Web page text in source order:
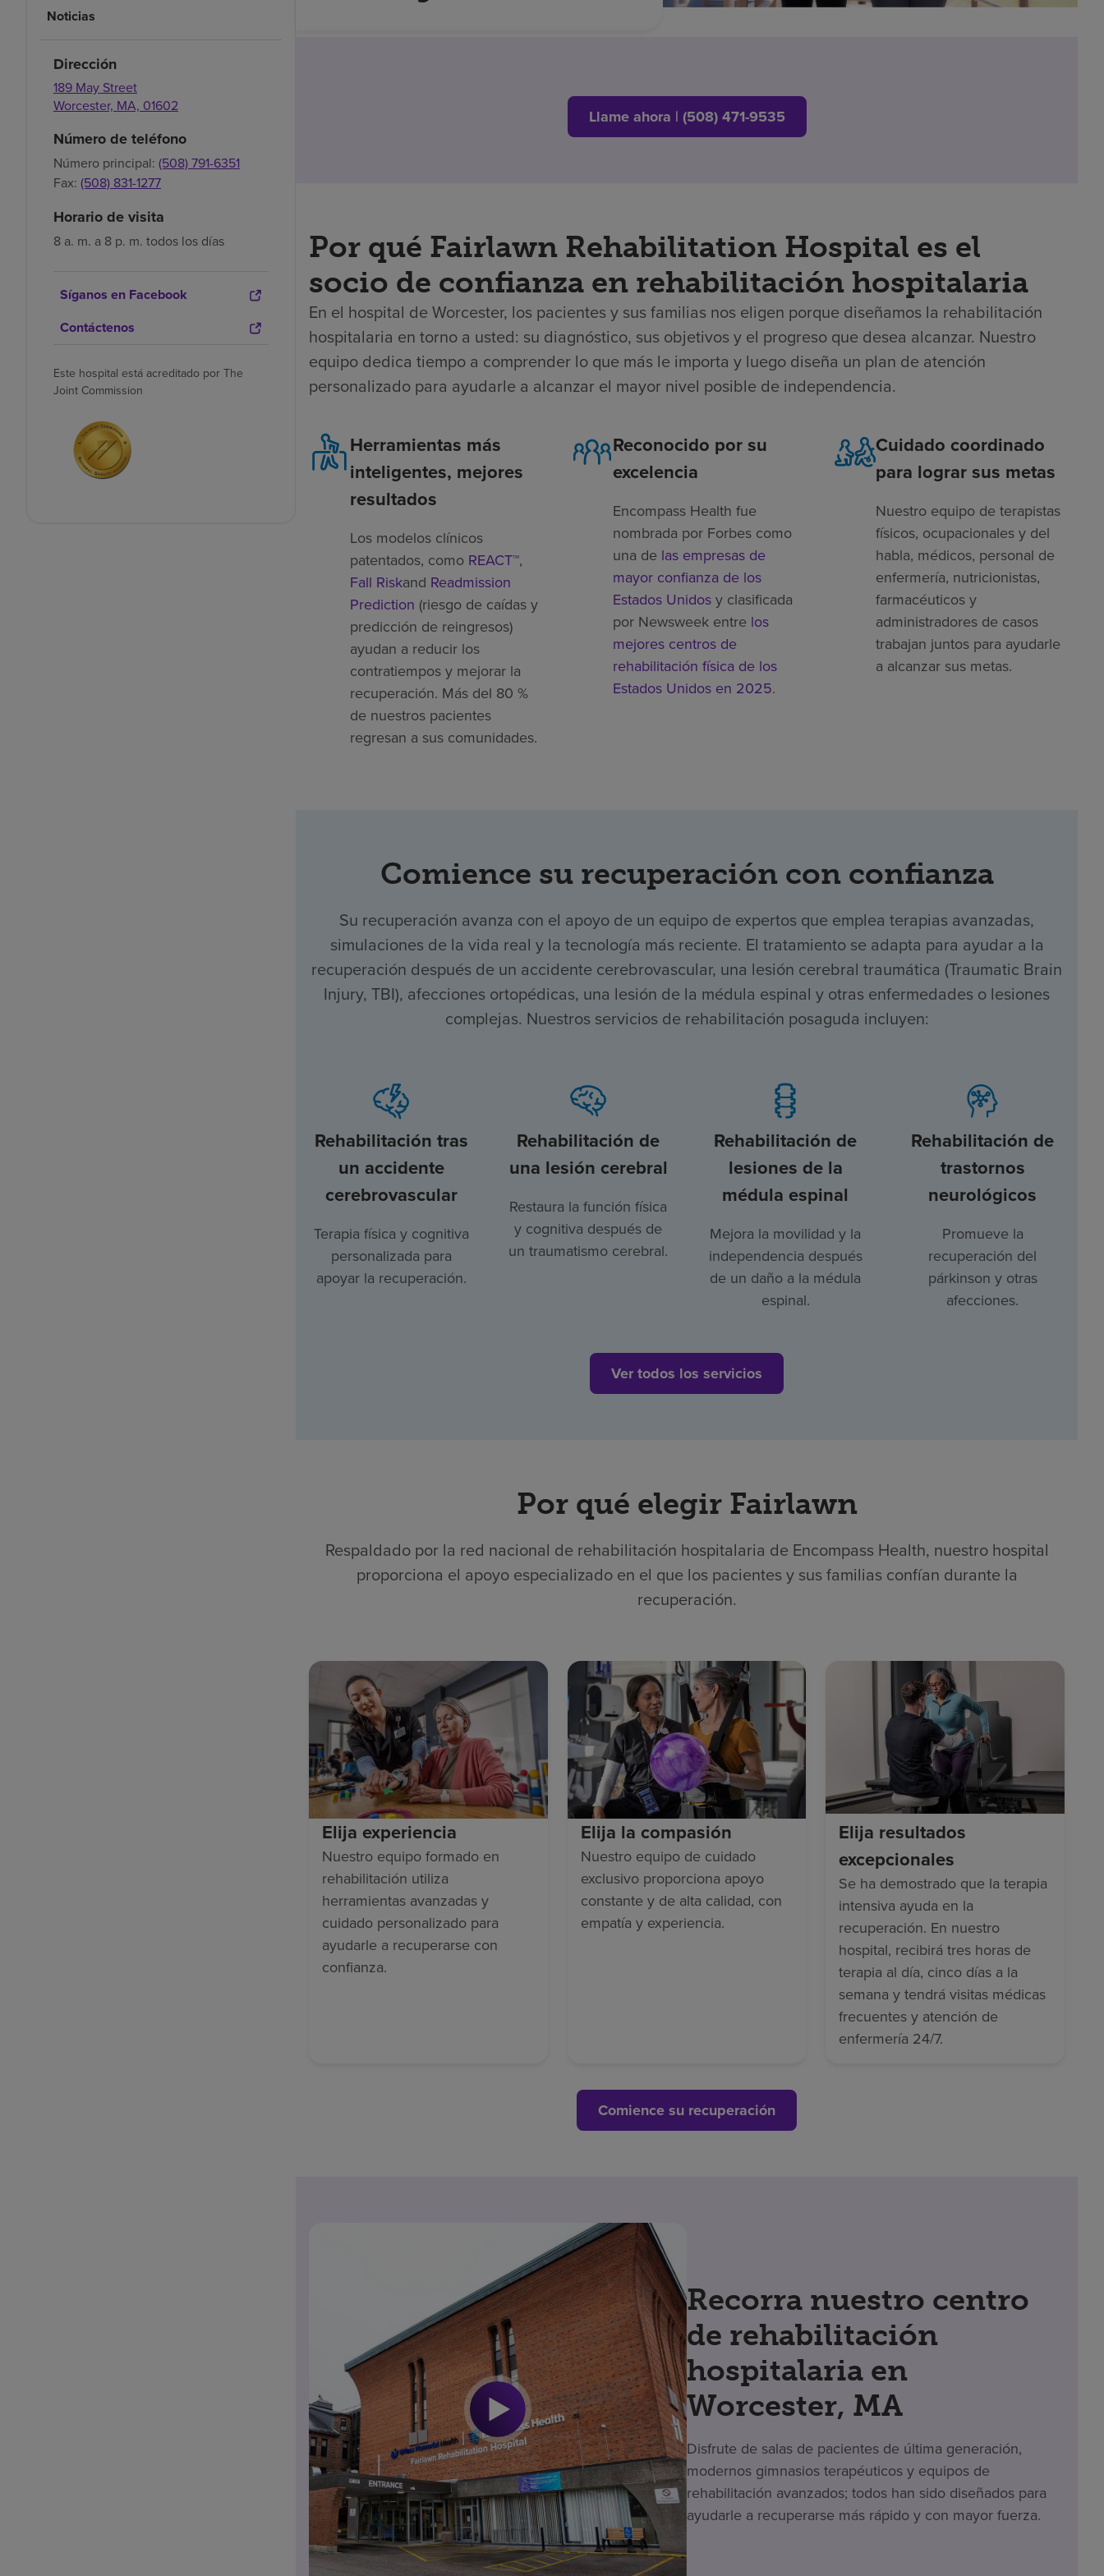
Noticias
Dirección
189 May Street
Worcester, MA, 01602
Número de teléfono
Número principal: (508) 791-6351
Fax: (508) 831-1277
Horario de visita
8 a. m. a 8 p. m. todos los días
Síganos en Facebook
Contáctenos
Este hospital está acreditado por The
Joint Commission
Llame ahora | (508) 471-9535
Por qué Fairlawn Rehabilitation Hospital es el
socio de confianza en rehabilitación hospitalaria
En el hospital de Worcester, los pacientes y sus familias nos eligen porque diseñamos la rehabilitación
hospitalaria en torno a usted: su diagnóstico, sus objetivos y el progreso que desea alcanzar. Nuestro
equipo dedica tiempo a comprender lo que más le importa y luego diseña un plan de atención
personalizado para ayudarle a alcanzar el mayor nivel posible de independencia.
Herramientas más
inteligentes, mejores
resultados
Los modelos clínicos
patentados, como REACT™,
Fall Riskand Readmission
Prediction (riesgo de caídas y
predicción de reingresos)
ayudan a reducir los
contratiempos y mejorar la
recuperación. Más del 80 %
de nuestros pacientes
regresan a sus comunidades.
Reconocido por su
excelencia
Encompass Health fue
nombrada por Forbes como
una de las empresas de
mayor confianza de los
Estados Unidosy clasificada
por Newsweek entre los
mejores centros de
rehabilitación física de los
Estados Unidos en 2025.
Cuidado coordinado
para lograr sus metas
Nuestro equipo de terapistas
físicos, ocupacionales y del
habla, médicos, personal de
enfermería, nutricionistas,
farmacéuticos y
administradores de casos
trabajan juntos para ayudarle
a alcanzar sus metas.
Comience su recuperación con confianza
Su recuperación avanza con el apoyo de un equipo de expertos que emplea terapias avanzadas,
simulaciones de la vida real y la tecnología más reciente. El tratamiento se adapta para ayudar a la
recuperación después de un accidente cerebrovascular, una lesión cerebral traumática (Traumatic Brain
Injury, TBI), afecciones ortopédicas, una lesión de la médula espinal y otras enfermedades o lesiones
complejas. Nuestros servicios de rehabilitación posaguda incluyen:
Rehabilitación tras
un accidente
cerebrovascular
Terapia física y cognitiva
personalizada para
apoyar la recuperación.
Rehabilitación de
una lesión cerebral
Restaura la función física
y cognitiva después de
un traumatismo cerebral.
Rehabilitación de
lesiones de la
médula espinal
Mejora la movilidad y la
independencia después
de un daño a la médula
espinal.
Rehabilitación de
trastornos
neurológicos
Promueve la
recuperación del
párkinson y otras
afecciones.
Ver todos los servicios
Por qué elegir Fairlawn
Respaldado por la red nacional de rehabilitación hospitalaria de Encompass Health, nuestro hospital
proporciona el apoyo especializado en el que los pacientes y sus familias confían durante la
recuperación.
Elija experiencia
Nuestro equipo formado en
rehabilitación utiliza
herramientas avanzadas y
cuidado personalizado para
ayudarle a recuperarse con
confianza.
Elija la compasión
Nuestro equipo de cuidado
exclusivo proporciona apoyo
constante y de alta calidad, con
empatía y experiencia.
Elija resultados
excepcionales
Se ha demostrado que la terapia
intensiva ayuda en la
recuperación. En nuestro
hospital, recibirá tres horas de
terapia al día, cinco días a la
semana y tendrá visitas médicas
frecuentes y atención de
enfermería 24/7.
Comience su recuperación
Recorra nuestro centro
de rehabilitación
hospitalaria en
Worcester, MA
Disfrute de salas de pacientes de última generación,
modernos gimnasios terapéuticos y equipos de
rehabilitación avanzados; todos han sido diseñados para
ayudarle a recuperarse más rápido y con mayor fuerza.